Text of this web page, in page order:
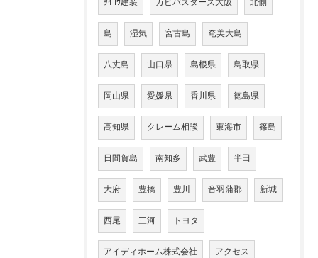
ﾀｲｺｳ建装 カビバスターズ大阪 北側
島 湿気 宮古島 奄美大島
八丈島 山口県 島根県 鳥取県
岡山県 愛媛県 香川県 徳島県
高知県 クレーム相談 東海市 篠島
日間賀島 南知多 武豊 半田
大府 豊橋 豊川 音羽蒲郡 新城
西尾 三河 トヨタ
アイディホーム株式会社 アクセス